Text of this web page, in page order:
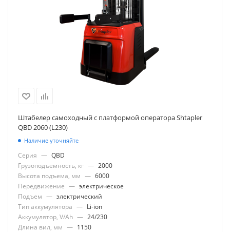
Штабелер самоходный с платформой оператора Shtapler
QBD 2060 (L230)
Наличие уточняйте
Серия — QBD
Грузоподъемность, кг — 2000
Высота подъема, мм — 6000
Передвижение — электрическое
Подъем — электрический
Тип аккумулятора — Li-ion
Аккумулятор, V/Ah — 24/230
Длина вил, мм — 1150